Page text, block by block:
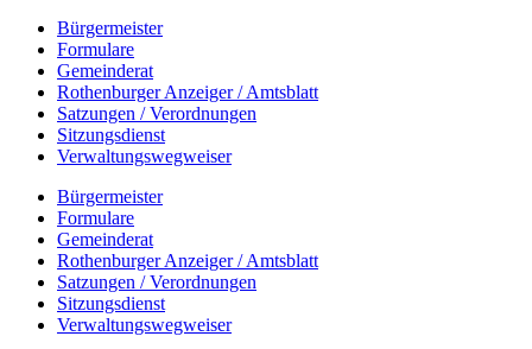
Bürgermeister
Formulare
Gemeinderat
Rothenburger Anzeiger / Amtsblatt
Satzungen / Verordnungen
Sitzungsdienst
Verwaltungswegweiser
Bürgermeister
Formulare
Gemeinderat
Rothenburger Anzeiger / Amtsblatt
Satzungen / Verordnungen
Sitzungsdienst
Verwaltungswegweiser